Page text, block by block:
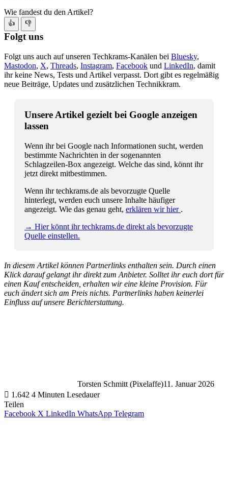
Wie fandest du den Artikel?
👍 👎
Folgt uns
Folgt uns auch auf unseren Techkrams-Kanälen bei Bluesky,
Mastodon, X, Threads, Instagram, Facebook und LinkedIn, damit
ihr keine News, Tests und Artikel verpasst. Dort gibt es regelmäßig
neue Beiträge, Updates und zusätzlichen Technikkram.
Unsere Artikel gezielt bei Google anzeigen
lassen
Wenn ihr bei Google nach Informationen sucht, werden
bestimmte Nachrichten in der sogenannten
Schlagzeilen-Box angezeigt. Welche das sind, könnt ihr
jetzt direkt mitbestimmen.
Wenn ihr techkrams.de als bevorzugte Quelle
hinterlegt, werden euch unsere Inhalte häufiger
angezeigt. Wie das genau geht, erklären wir hier .
→ Hier könnt ihr techkrams.de direkt als bevorzugte
Quelle einstellen.
In diesem Artikel können Partnerlinks enthalten sein. Durch einen
Klick darauf gelangt ihr direkt zum Anbieter. Solltet ihr euch dort für
einen Kauf entscheiden, erhalten wir eine kleine Provision. Für
euch ändert sich am Preis nichts. Partnerlinks haben keinerlei
Einfluss auf unsere Berichterstattung.
Torsten Schmitt (Pixelaffe)11. Januar 2026
1.642 4 Minuten Lesedauer
Teilen
Facebook X LinkedIn WhatsApp Telegram